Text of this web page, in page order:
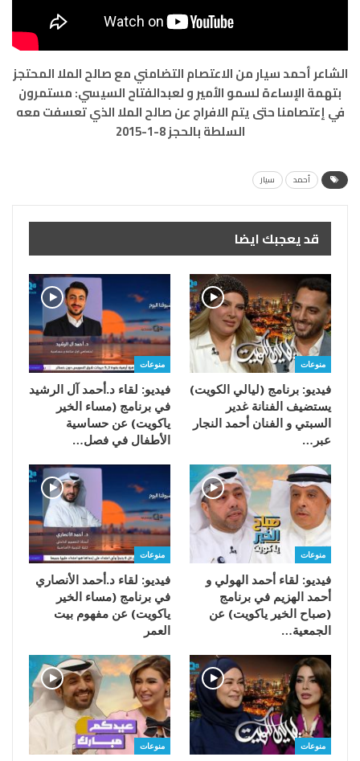
الشاعر أحمد سيار من الاعتصام التضامني مع صالح الملا المحتجز
بتهمة الإساءة لسمو الأمير و لعبدالفتاح السيسي: مستمرون
في إعتصامنا حتى يتم الافراج عن صالح الملا الذي تعسفت معه
السلطة بالحجز 8-1-2015
أحمد سيار
قد يعجبك ايضا
منوعات
فيديو: برنامج (ليالي الكويت)
يستضيف الفنانة غدير
السبتي و الفنان أحمد النجار
عبر…
منوعات
فيديو: لقاء د.أحمد آل الرشيد
في برنامج (مساء الخير
ياكويت) عن حساسية
الأطفال في فصل…
منوعات
فيديو: لقاء أحمد الهولي و
أحمد الهزيم في برنامج
(صباح الخير ياكويت) عن
الجمعية…
منوعات
فيديو: لقاء د.أحمد الأنصاري
في برنامج (مساء الخير
ياكويت) عن مفهوم بيت
العمر
منوعات منوعات